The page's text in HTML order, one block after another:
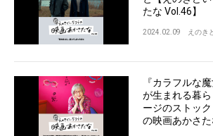
たな Vol.46】
2024.02.09 えのき
『カラフルな
が生まれる暮
ージのストッ
の映画あかさた